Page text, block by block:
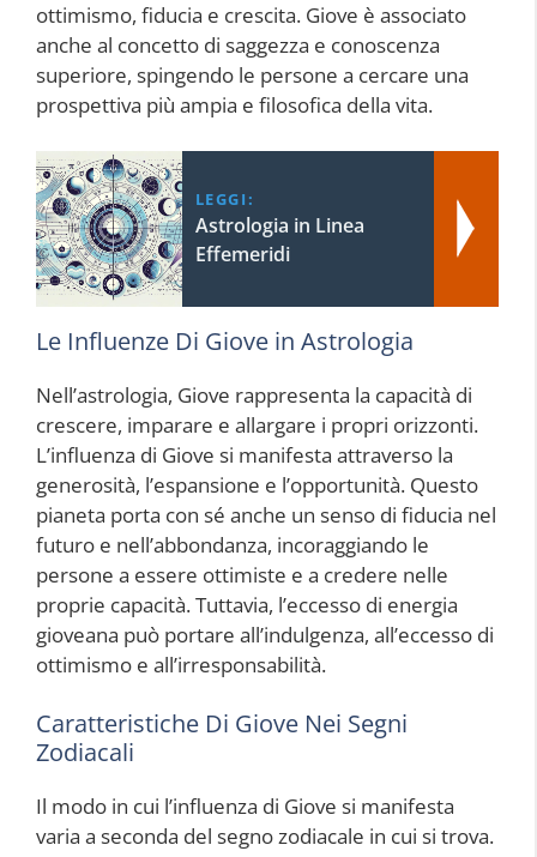
ottimismo, fiducia e crescita. Giove è associato
anche al concetto di saggezza e conoscenza
superiore, spingendo le persone a cercare una
prospettiva più ampia e filosofica della vita.
LEGGI:
Astrologia in Linea
Effemeridi
Le Influenze Di Giove in Astrologia
Nell’astrologia, Giove rappresenta la capacità di
crescere, imparare e allargare i propri orizzonti.
L’influenza di Giove si manifesta attraverso la
generosità, l’espansione e l’opportunità. Questo
pianeta porta con sé anche un senso di fiducia nel
futuro e nell’abbondanza, incoraggiando le
persone a essere ottimiste e a credere nelle
proprie capacità. Tuttavia, l’eccesso di energia
gioveana può portare all’indulgenza, all’eccesso di
ottimismo e all’irresponsabilità.
Caratteristiche Di Giove Nei Segni
Zodiacali
Il modo in cui l’influenza di Giove si manifesta
varia a seconda del segno zodiacale in cui si trova.